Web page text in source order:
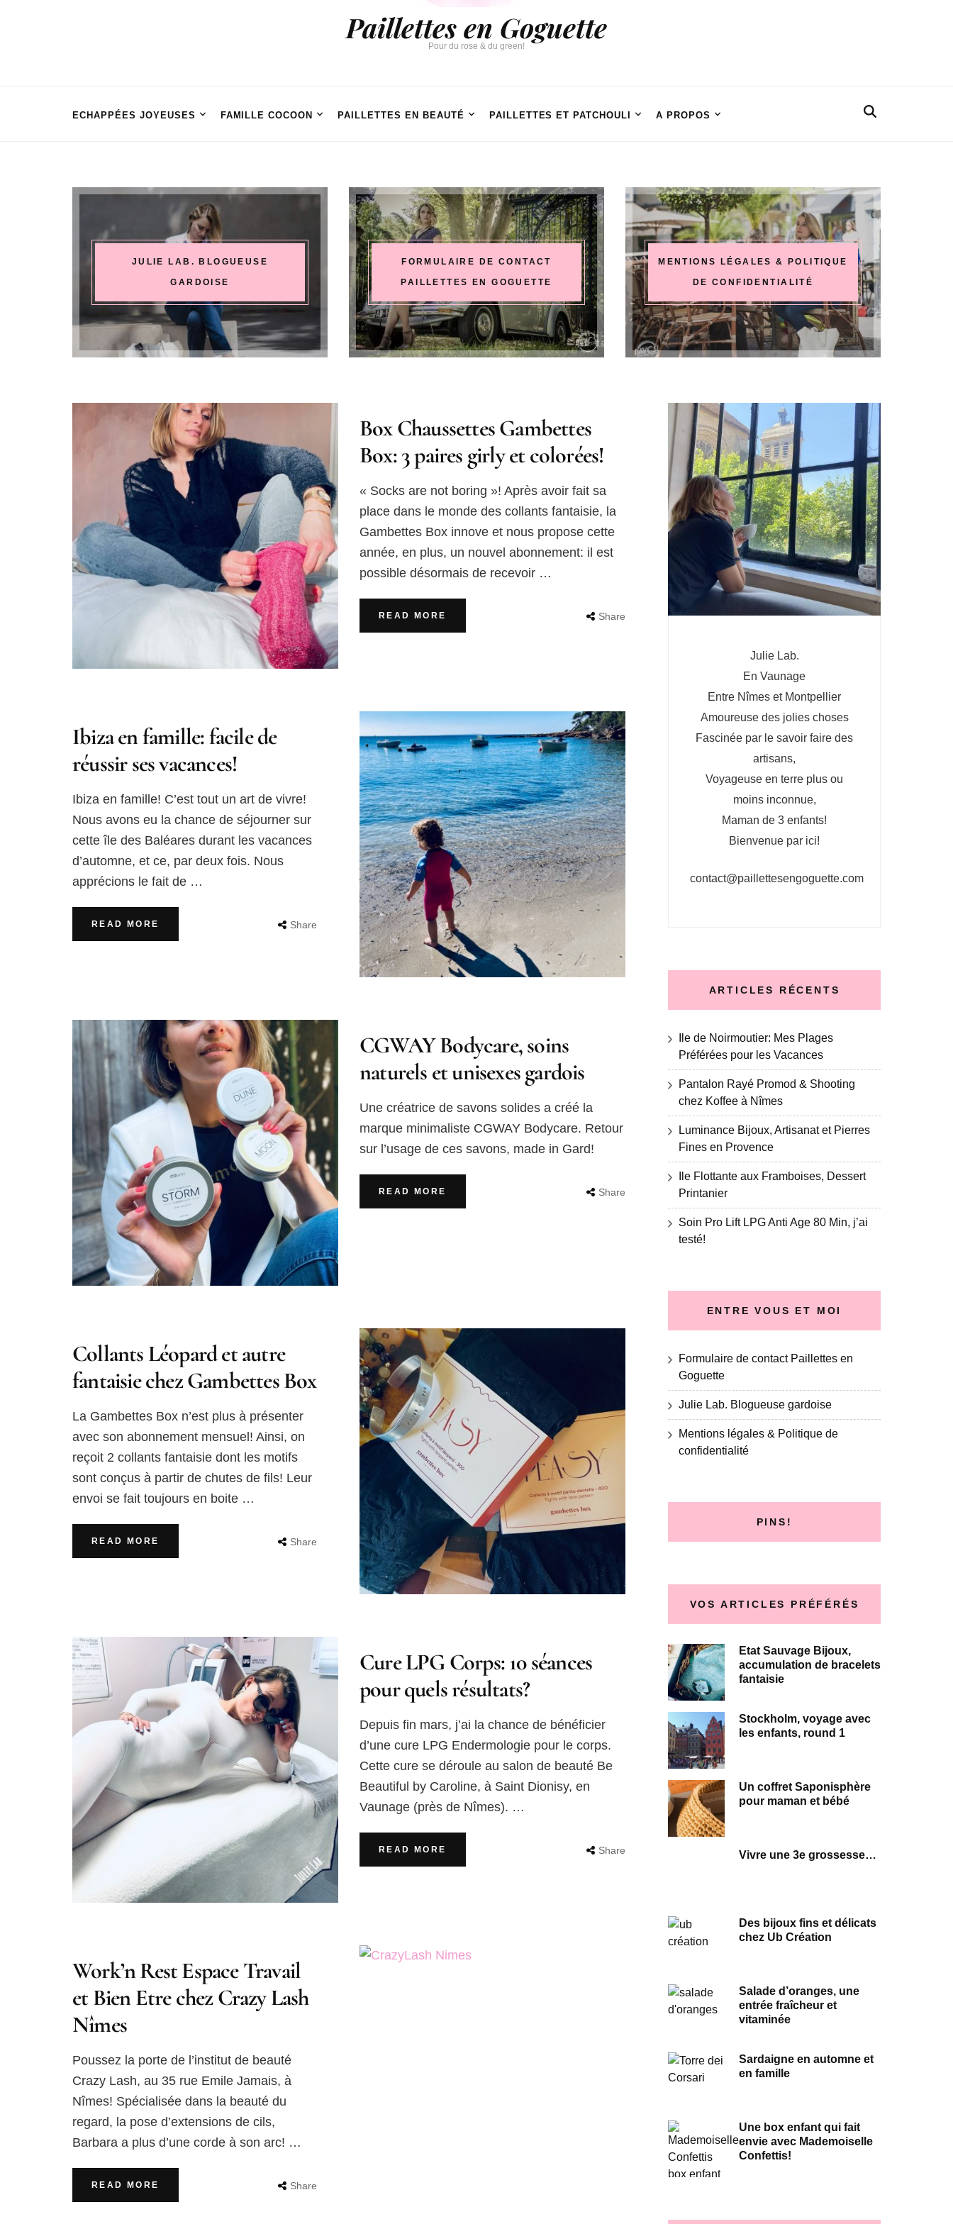
Paillettes en Goguette
Pour du rose & du green!
ECHAPPÉES JOYEUSES FAMILLE COCOON PAILLETTES EN BEAUTÉ PAILLETTES ET PATCHOULI A PROPOS
JULIE LAB. BLOGUEUSE
GARDOISE
FORMULAIRE DE CONTACT
PAILLETTES EN GOGUETTE
MENTIONS LÉGALES & POLITIQUE
DE CONFIDENTIALITÉ
Box Chaussettes Gambettes
Box: 3 paires girly et colorées!
« Socks are not boring »! Après avoir fait sa
place dans le monde des collants fantaisie, la
Gambettes Box innove et nous propose cette
année, en plus, un nouvel abonnement: il est
possible désormais de recevoir …
READ MORE Share
Ibiza en famille: facile de
réussir ses vacances!
Ibiza en famille! C’est tout un art de vivre!
Nous avons eu la chance de séjourner sur
cette île des Baléares durant les vacances
d’automne, et ce, par deux fois. Nous
apprécions le fait de …
READ MORE Share
CGWAY Bodycare, soins
naturels et unisexes gardois
Une créatrice de savons solides a créé la
marque minimaliste CGWAY Bodycare. Retour
sur l’usage de ces savons, made in Gard!
READ MORE Share
Collants Léopard et autre
fantaisie chez Gambettes Box
La Gambettes Box n’est plus à présenter
avec son abonnement mensuel! Ainsi, on
reçoit 2 collants fantaisie dont les motifs
sont conçus à partir de chutes de fils! Leur
envoi se fait toujours en boite …
READ MORE Share
Cure LPG Corps: 10 séances
pour quels résultats?
Depuis fin mars, j’ai la chance de bénéficier
d’une cure LPG Endermologie pour le corps.
Cette cure se déroule au salon de beauté Be
Beautiful by Caroline, à Saint Dionisy, en
Vaunage (près de Nîmes). …
READ MORE Share
Work’n Rest Espace Travail
et Bien Etre chez Crazy Lash
Nîmes
Poussez la porte de l’institut de beauté
Crazy Lash, au 35 rue Emile Jamais, à
Nîmes! Spécialisée dans la beauté du
regard, la pose d’extensions de cils,
Barbara a plus d’une corde à son arc! …
READ MORE Share
Julie Lab.
En Vaunage
Entre Nîmes et Montpellier
Amoureuse des jolies choses
Fascinée par le savoir faire des
artisans,
Voyageuse en terre plus ou
moins inconnue,
Maman de 3 enfants!
Bienvenue par ici!
contact@paillettesengoguette.com
ARTICLES RÉCENTS
Ile de Noirmoutier: Mes Plages
Préférées pour les Vacances
Pantalon Rayé Promod & Shooting
chez Koffee à Nîmes
Luminance Bijoux, Artisanat et Pierres
Fines en Provence
Ile Flottante aux Framboises, Dessert
Printanier
Soin Pro Lift LPG Anti Age 80 Min, j’ai
testé!
ENTRE VOUS ET MOI
Formulaire de contact Paillettes en
Goguette
Julie Lab. Blogueuse gardoise
Mentions légales & Politique de
confidentialité
PINS!
VOS ARTICLES PRÉFÉRÉS
Etat Sauvage Bijoux,
accumulation de bracelets
fantaisie
Stockholm, voyage avec
les enfants, round 1
Un coffret Saponisphère
pour maman et bébé
Vivre une 3e grossesse…
Des bijoux fins et délicats
chez Ub Création
Salade d’oranges, une
entrée fraîcheur et
vitaminée
Sardaigne en automne et
en famille
Une box enfant qui fait
envie avec Mademoiselle
Confettis!